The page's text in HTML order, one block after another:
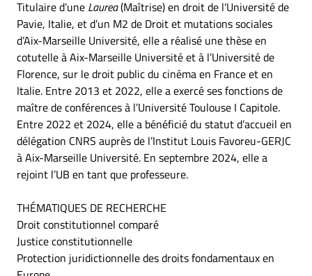
Titulaire d’une Laurea(Maîtrise) en droit de l’Université de
Pavie, Italie, et d’un M2 de Droit et mutations sociales
d’Aix-Marseille Université, elle a réalisé une thèse en
cotutelle à Aix-Marseille Université et à l’Université de
Florence, sur le droit public du cinéma en France et en
Italie. Entre 2013 et 2022, elle a exercé ses fonctions de
maître de conférences à l’Université Toulouse I Capitole.
Entre 2022 et 2024, elle a bénéficié du statut d’accueil en
délégation CNRS auprès de l’Institut Louis Favoreu-GERJC
à Aix-Marseille Université. En septembre 2024, elle a
rejoint l’UB en tant que professeure.
THÉMATIQUES DE RECHERCHE
Droit constitutionnel comparé
Justice constitutionnelle
Protection juridictionnelle des droits fondamentaux en